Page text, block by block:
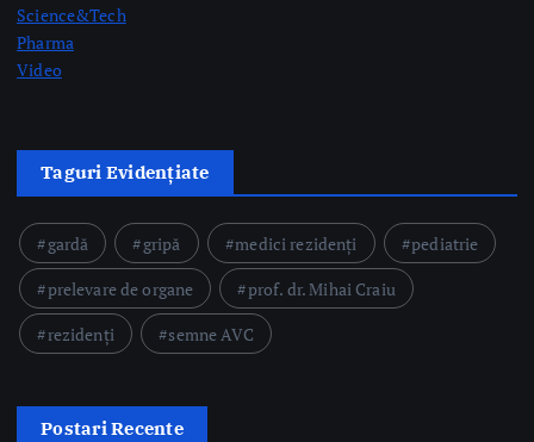
Science&Tech
Pharma
Video
Taguri Evidențiate
gardă gripă medici rezidenți
pediatrie
prelevare de organe
prof. dr. Mihai Craiu
rezidenți
semne AVC
Postari Recente